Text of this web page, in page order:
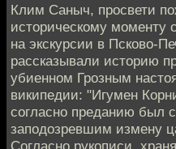
Клим Саныч, просвети
историческому моменту
на экскурсии в Псково-
рассказывали историю
убиенном Грозным
википедии: "Игумен
согласно преданию был
заподозревшим измену
Согласно рукописи,